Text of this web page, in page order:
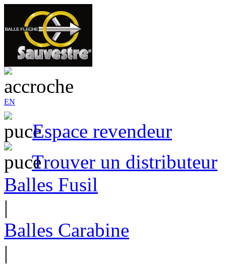
EN
Espace revendeur
Trouver un distributeur
Balles Fusil
|
Balles Carabine
|